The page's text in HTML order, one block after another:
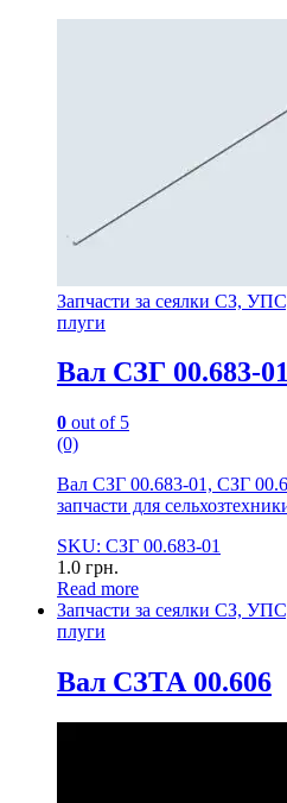
Запчасти за сеялки СЗ,
плуги
Вал СЗГ 00.683-01
0 out of 5
(0)
Вал СЗГ 00.683-01, СЗГ
запчасти для
SKU: СЗГ 00.683-01
1.0 грн.
Read more
Запчасти за сеялки СЗ,
плуги
Вал СЗТА 00.606